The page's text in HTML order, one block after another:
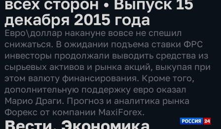
декабря 2015 года
Евро\доллар накануне вовсе не спешил
снижаться. В ожидании подъема ставки ФРС
инвесторы продолжали выводить средства из
сырьевых активов и рынка акций, выкупая при
этом валюту финансирования. Кроме того,
дополнительную поддержку евро оказал
Марио Драги. Прогноз и аналитика рынка
Форекс от компании MaxiForex.